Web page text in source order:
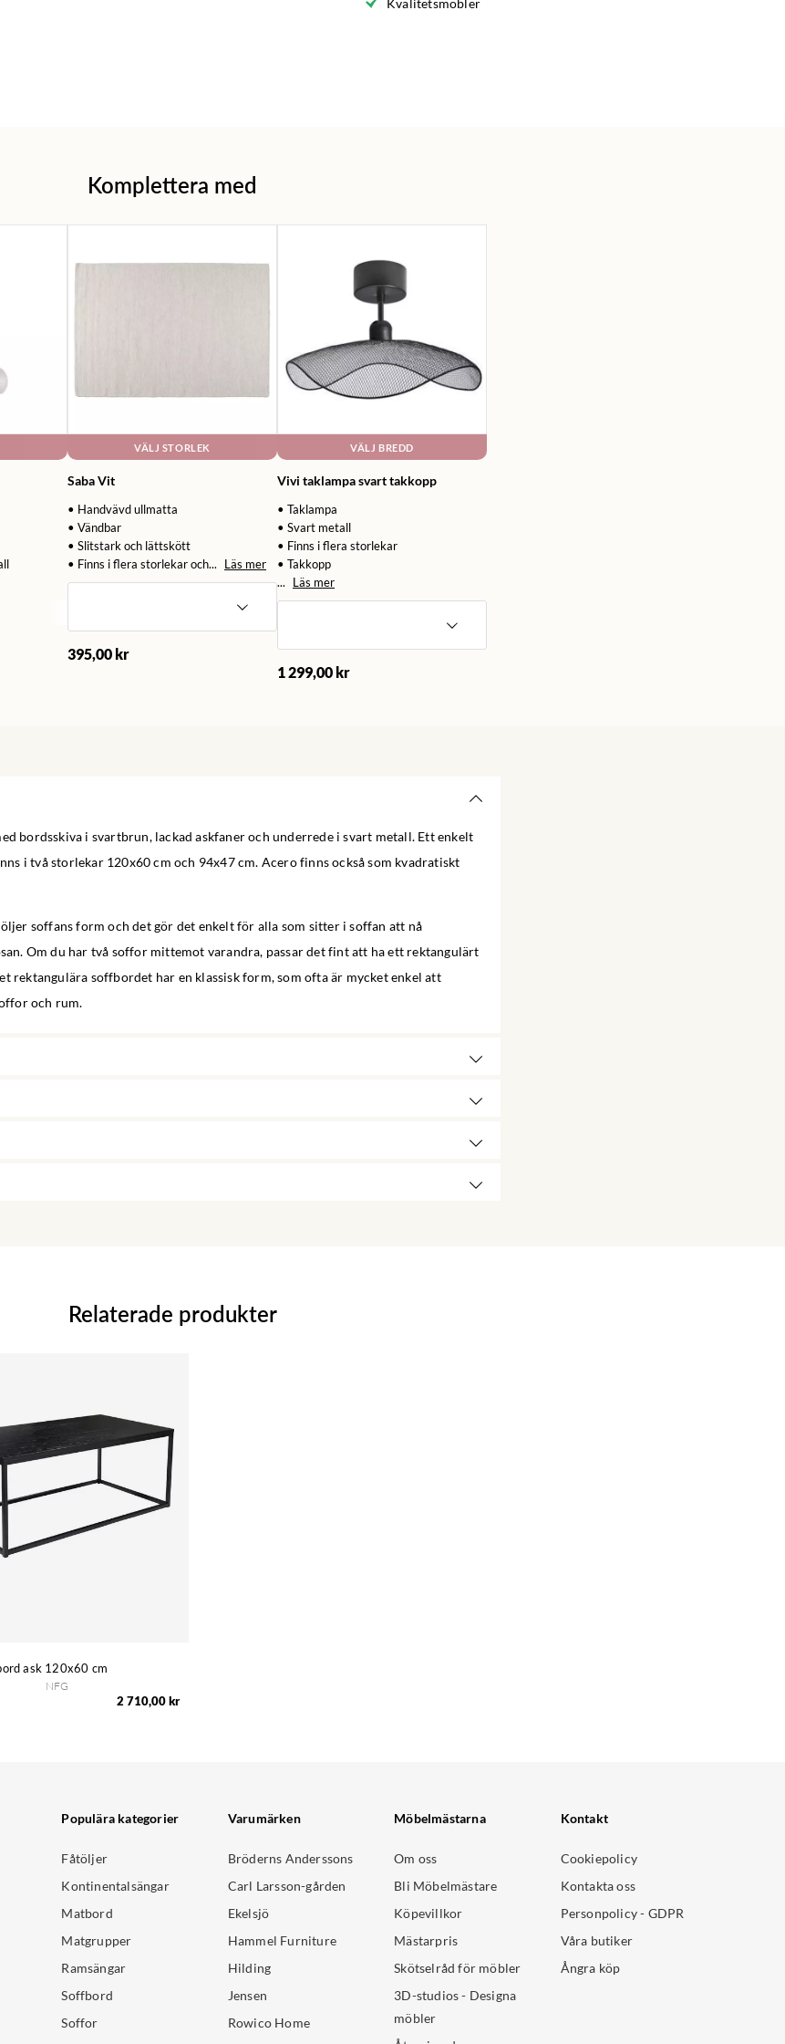
Kvalitetsmöbler
Komplettera med
VÄLJ STORLEK
Saba Vit
• Handvävd ullmatta
• Vändbar
• Slitstark och lättskött
• Finns i flera storlekar och...
Läs mer
395,00 kr
VÄLJ BREDD
Vivi taklampa svart takkopp
• Taklampa
• Svart metall
• Finns i flera storlekar
• Takkopp
...
Läs mer
1 299,00 kr
bordsskiva i svartbrun, lackad askfaner och underrede i svart metall. Ett enkelt
i två storlekar 120x60 cm och 94x47 cm. Acero finns också som kvadratiskt
soffans form och det gör det enkelt för alla som sitter i soffan att nå
Om du har två soffor mittemot varandra, passar det fint att ha ett rektangulärt
rektangulära soffbordet har en klassisk form, som ofta är mycket enkel att
och rum.
Relaterade produkter
ask 120x60 cm
NFG
2 710,00 kr
Populära kategorier
Fåtöljer
Kontinentalsängar
Matbord
Matgrupper
Ramsängar
Soffbord
Soffor
Varumärken
Bröderns Anderssons
Carl Larsson-gården
Ekelsjö
Hammel Furniture
Hilding
Jensen
Rowico Home
Möbelmästarna
Om oss
Bli Möbelmästare
Köpevillkor
Mästarpris
Skötselråd för möbler
3D-studios - Designa
möbler
Kontakt
Cookiepolicy
Kontakta oss
Personpolicy - GDPR
Våra butiker
Ångra köp